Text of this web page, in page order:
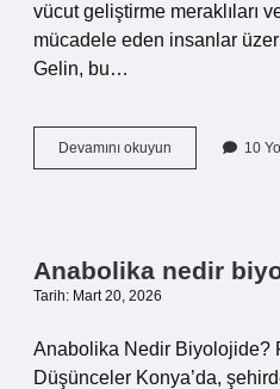
vücut geliştirme meraklıları
mücadele eden insanlar
Gelin, bu…
Devamını okuyun Anabolika
nedir
10
Anabolika nedir
Tarih: Mart 20, 2026
Anabolika Nedir Biyolojide?
Düşünceler Konya’da,